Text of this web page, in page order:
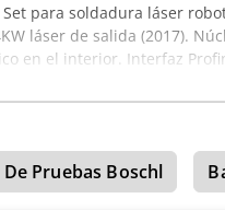
Set para soldadura láser
láser de salida (2017).
en el interior. Interfaz
DE SOLDADURA
Muy buen estado.
y el costo de envío
Pruebas Boschl